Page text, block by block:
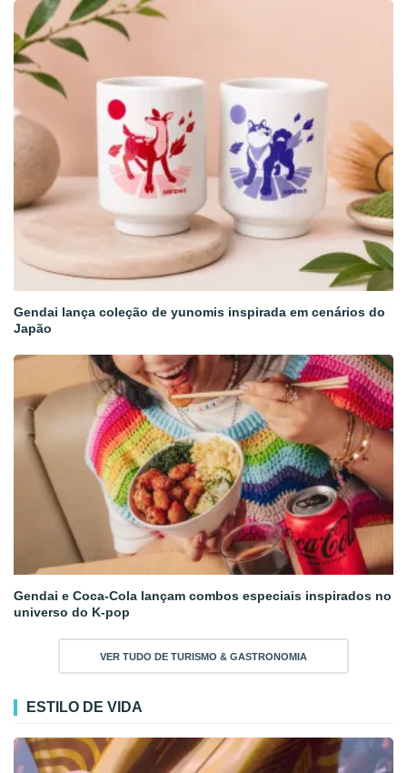
Gendai lança coleção de yunomis inspirada em cenários do
Japão
Gendai e Coca-Cola lançam combos especiais inspirados no
universo do K-pop
VER TUDO DE TURISMO & GASTRONOMIA
ESTILO DE VIDA